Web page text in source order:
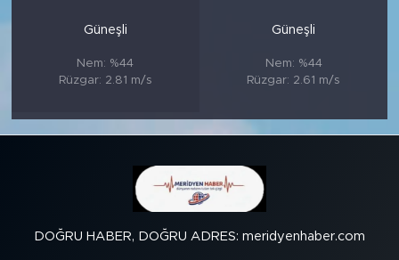
Güneşli
Nem: %44
Rüzgar: 2.81 m/s
Güneşli
Nem: %44
Rüzgar: 2.61 m/s
DOĞRU HABER, DOĞRU ADRES: meridyenhaber.com